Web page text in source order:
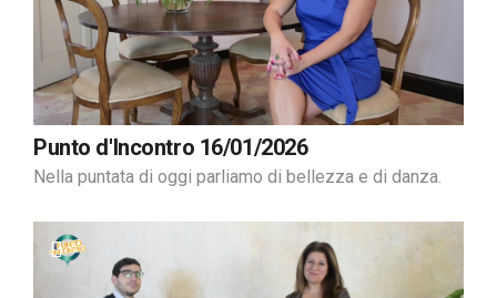
Punto d'Incontro 16/01/2026
Nella puntata di oggi parliamo di bellezza e di danza.